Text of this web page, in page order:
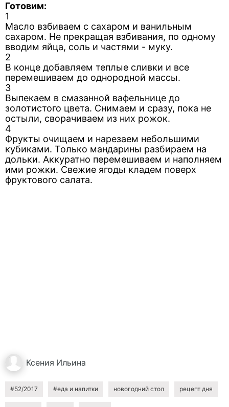
Готовим:
1
Масло взбиваем с сахаром и ванильным
сахаром. Не прекращая взбивания, по одному
вводим яйца, соль и частями - муку.
2
В конце добавляем теплые сливки и все
перемешиваем до однородной массы.
3
Выпекаем в смазанной вафельнице до
золотистого цвета. Снимаем и сразу, пока не
остыли, сворачиваем из них рожок.
4
Фрукты очищаем и нарезаем небольшими
кубиками. Только мандарины разбираем на
дольки. Аккуратно перемешиваем и наполняем
ими рожки. Свежие ягоды кладем поверх
фруктового салата.
Ксения Ильина
#52/2017 #еда и напитки новогодний стол рецепт дня